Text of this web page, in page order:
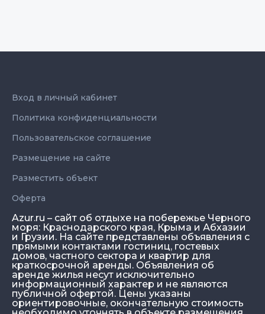
Azur.ru – сайт об отдыхе на побережье Черного
моря: Краснодарского края, Крыма и Абхазии
и Грузии. На сайте представлены объявления с
прямыми контактами гостиниц, гостевых
домов, частного сектора и квартир для
краткосрочной аренды. Объявления об
аренде жилья несут исключительно
информационный характер и не являются
публичной офертой. Цены указаны
ориентировочные, окончательную стоимость
Вход в личный кабинет
Политика конфиденциальности
Пользовательское соглашение
Размещение на сайте
Разместить объект
Оферта